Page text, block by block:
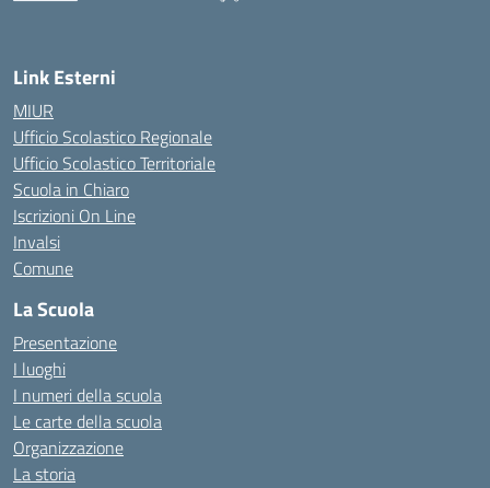
Link Esterni
MIUR
Ufficio Scolastico Regionale
Ufficio Scolastico Territoriale
Scuola in Chiaro
Iscrizioni On Line
Invalsi
Comune
La Scuola
Presentazione
I luoghi
I numeri della scuola
Le carte della scuola
Organizzazione
La storia